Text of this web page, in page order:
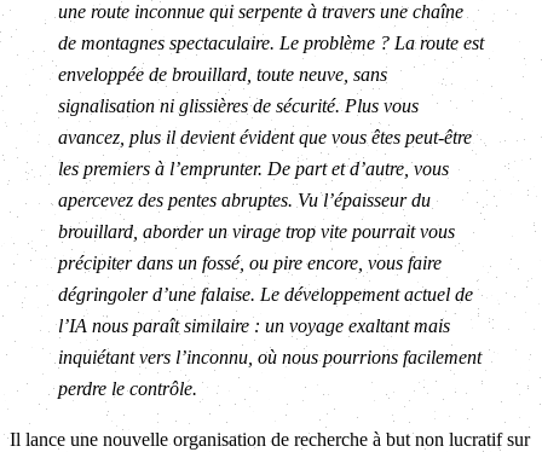
une route inconnue qui serpente à travers une chaîne
de montagnes spectaculaire. Le problème ? La route est
enveloppée de brouillard, toute neuve, sans
signalisation ni glissières de sécurité. Plus vous
avancez, plus il devient évident que vous êtes peut-être
les premiers à l’emprunter. De part et d’autre, vous
apercevez des pentes abruptes. Vu l’épaisseur du
brouillard, aborder un virage trop vite pourrait vous
précipiter dans un fossé, ou pire encore, vous faire
dégringoler d’une falaise. Le développement actuel de
l’IA nous paraît similaire : un voyage exaltant mais
inquiétant vers l’inconnu, où nous pourrions facilement
perdre le contrôle.
Il lance une nouvelle organisation de recherche à but non lucratif sur